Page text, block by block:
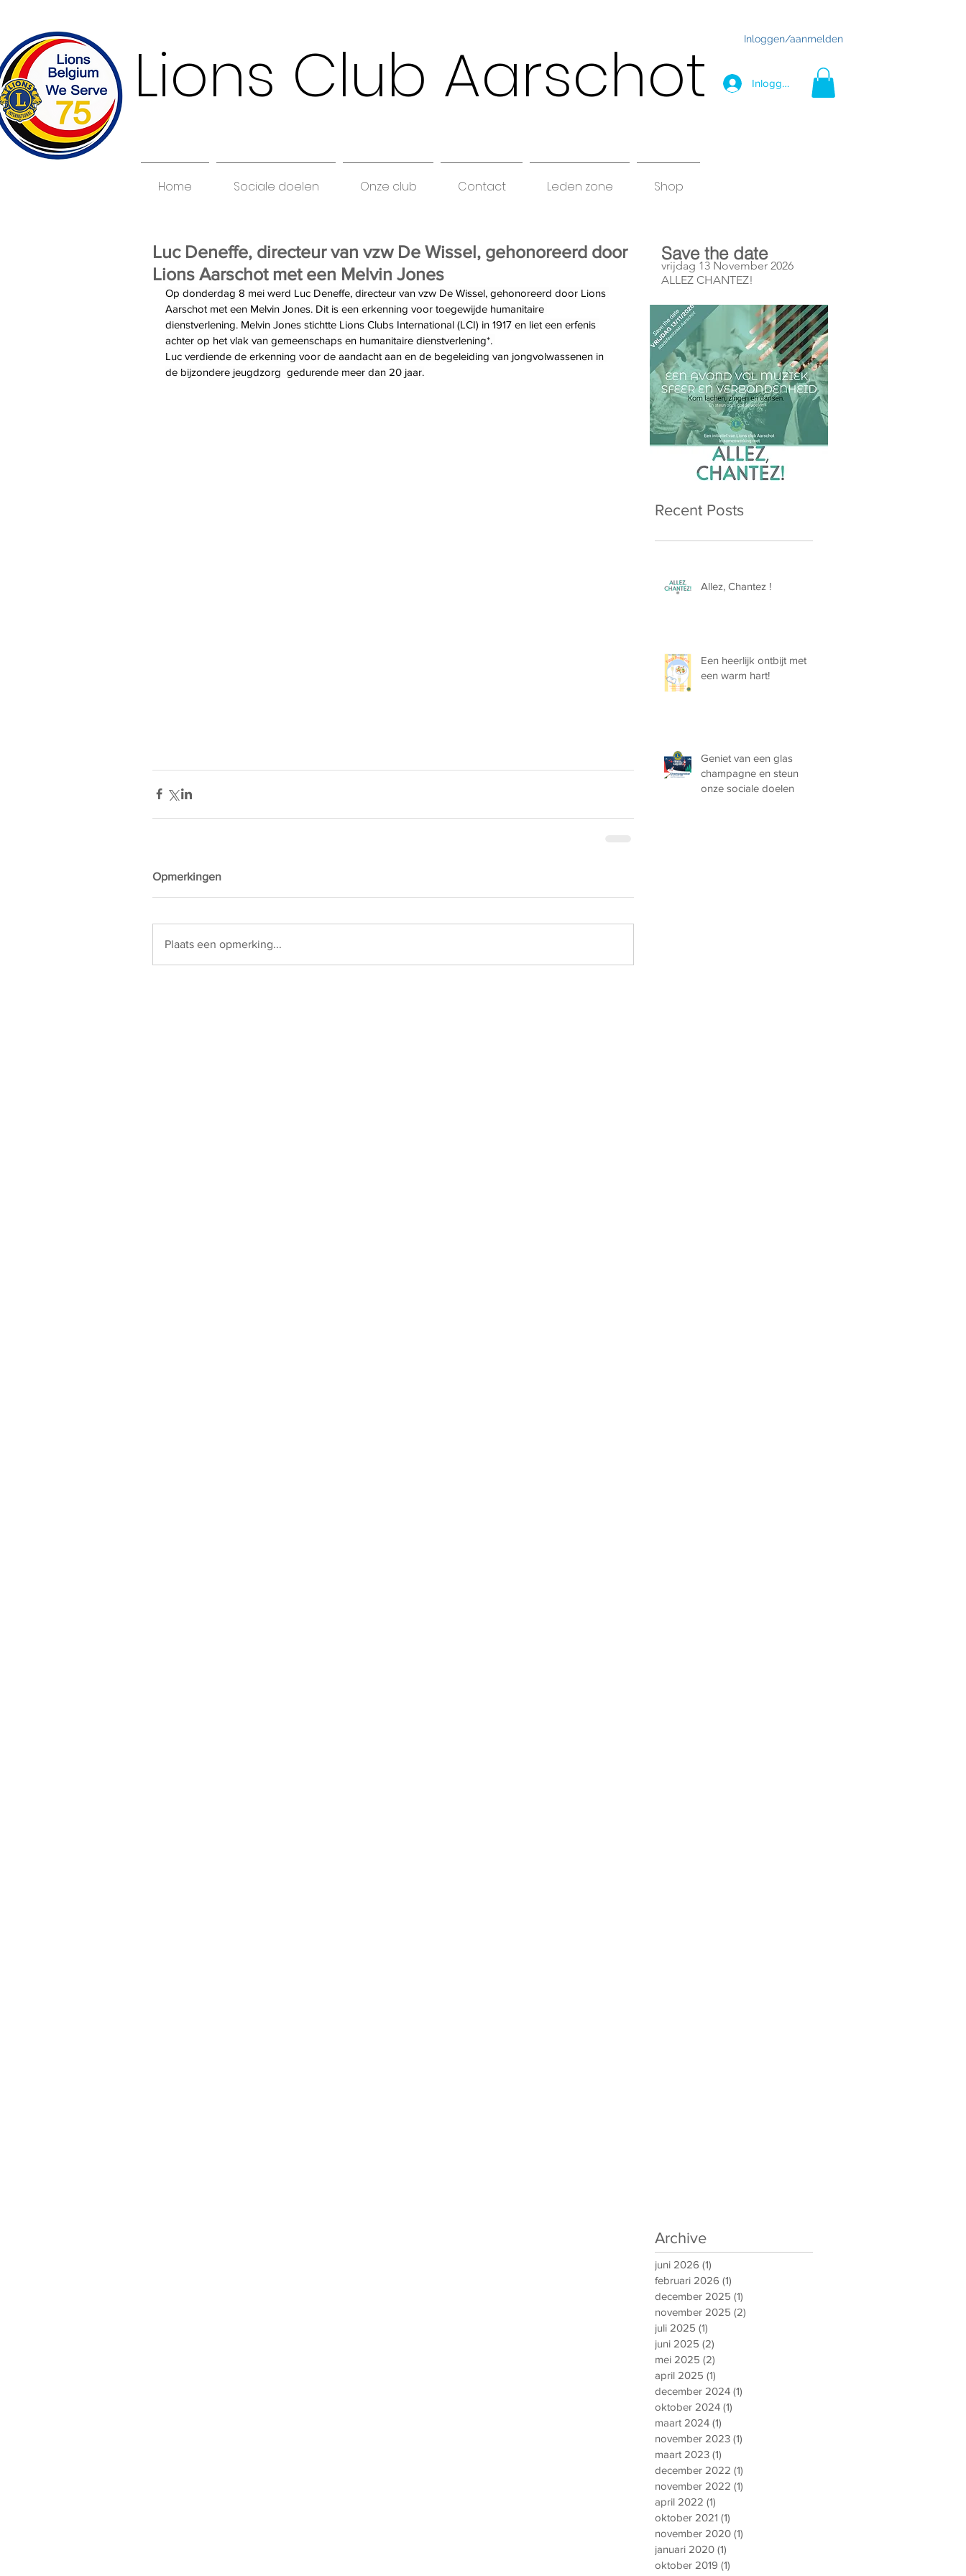
Lions Club Aarschot Inloggen/aanmelden
Inloggen
Home Sociale doelen Onze club Contact Leden zone Shop
Luc Deneffe, directeur van vzw De Wissel, gehonoreerd door
Lions Aarschot met een Melvin Jones
Op donderdag 8 mei werd Luc Deneffe, directeur van vzw De Wissel, gehonoreerd door Lions
Aarschot met een Melvin Jones. Dit is een erkenning voor toegewijde humanitaire
dienstverlening. Melvin Jones stichtte Lions Clubs International (LCI) in 1917 en liet een erfenis
achter op het vlak van gemeenschaps en humanitaire dienstverlening*.
Luc verdiende de erkenning voor de aandacht aan en de begeleiding van jongvolwassenen in
de bijzondere jeugdzorg  gedurende meer dan 20 jaar.
Opmerkingen
Plaats een opmerking...
Save the date
vrijdag 13 November 2026
ALLEZ CHANTEZ!
Recent Posts
Allez, Chantez !
Een heerlijk ontbijt met
een warm hart!
Geniet van een glas
champagne en steun
onze sociale doelen
Archive
juni 2026 (1)
februari 2026 (1)
december 2025 (1)
november 2025 (2)
juli 2025 (1)
juni 2025 (2)
mei 2025 (2)
april 2025 (1)
december 2024 (1)
oktober 2024 (1)
maart 2024 (1)
november 2023 (1)
maart 2023 (1)
december 2022 (1)
november 2022 (1)
april 2022 (1)
oktober 2021 (1)
november 2020 (1)
januari 2020 (1)
oktober 2019 (1)